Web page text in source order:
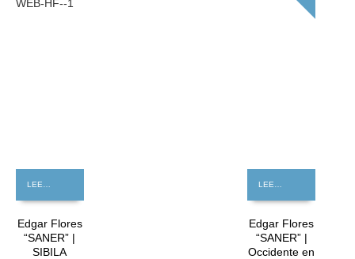
Edgar Flores
“SANER” |
SIBILA
Edgar Flores
“SANER” |
Occidente en